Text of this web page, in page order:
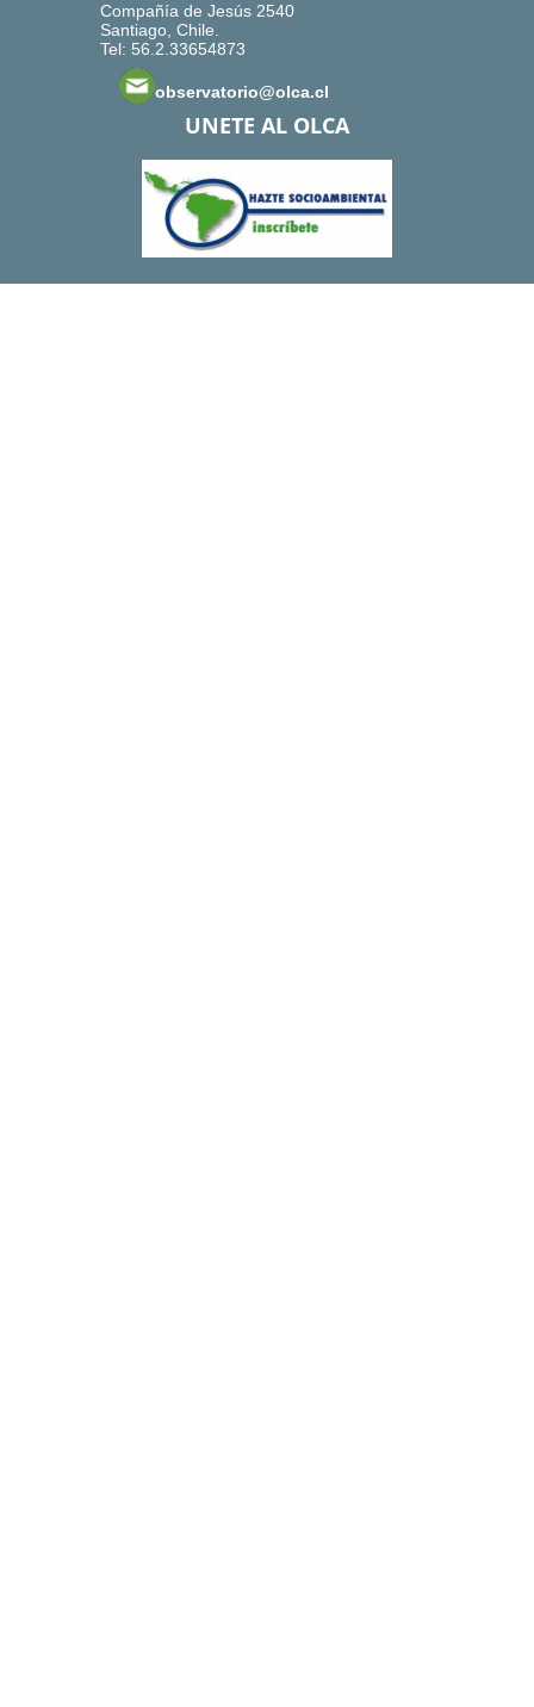
Compañía de Jesús 2540
Santiago, Chile.
Tel: 56.2.33654873
observatorio@olca.cl
UNETE AL OLCA